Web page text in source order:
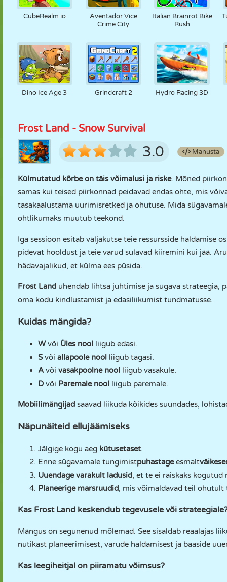
CubeRealm io
Aventador Vice
Crime City
Italian Brainrot Bike
Rush
Dino Ice Age 3 Grindcraft 2 Hydro Racing 3D
Frost Land - Snow Survival
3.0 Manusta
Külmutatud kõrbe on täis võimalusi ja riske. Mõned
samas kui teised piirkonnad peidavad endas ohte, mis
tasakaalustama uurimisretked ja ohutuse. Mida
ohtlikumaks muutub teekond.
Iga sessioon esitab väljakutse teie ressursside haldamise
pidevat hooldust ja teie varud sulavad kiiremini kui jää.
hädavajalikud, et külma ees püsida.
Frost Land ühendab lihtsa juhtimise ja sügava strateegia,
oma kodu kindlustamist ja edasiliikumist tundmatusse.
Kuidas mängida?
Wvõi Üles nool liigub edasi.
Svõi allapoole nool liigub tagasi.
A või vasakpoolne nool liigub vasakule.
D või Paremale nool liigub paremale.
Mobiilimängijad saavad liikuda kõikides suundades,
Näpunäiteid ellujäämiseks
Jälgige kogu aeg kütusetaset.
Enne sügavamale tungimistpuhastageesmalt
Uuendage varakult ladusid, et te ei raiskaks kogutud
Planeerige marsruudid, mis võimaldavad teil ohutult
Kas Frost Land keskendub tegevusele või
Mängus on segunenud mõlemad. See sisaldab reaalajas
nutikast planeerimisest, varude haldamisest ja baaside
Kas leegiheitjal on piiramatu võimsus?